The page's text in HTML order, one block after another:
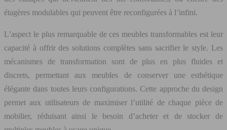
étagères modulables qui peuvent être reconfigurées à l’infini.
L’aspect le plus remarquable de ces meubles transformables est leur
capacité à offrir des solutions complètes sans sacrifier le style. Les
mécanismes de transformation sont de plus en plus fluides et
discrets, permettant aux meubles de conserver une esthétique
élégante dans toutes leurs configurations. Cette approche du design
permet aux utilisateurs de maximiser l’utilité de chaque pièce de
mobilier, réduisant ainsi le besoin d’acheter et de stocker de